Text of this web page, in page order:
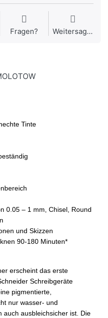
Fragen? Weitersagen
Tinte
0.05 – 1 mm, Chisel, Round
und Skizzen
90-180 Minuten*
erscheint das erste
Schreibgeräte
pigmentierte,
nur wasser- und
auch ausbleichsicher ist. Die